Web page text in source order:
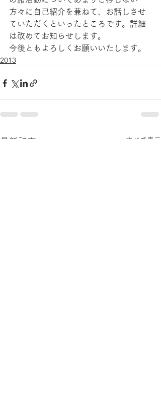
方々に自己紹介を兼ねて、お話しさせ
ていただくといったところです。詳細
は改めてお知らせします。
今後ともよろしくお願いいたします。
2013
最新記事 すべて表示